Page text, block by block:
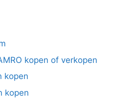
kopen of verkopen
kopen
kopen